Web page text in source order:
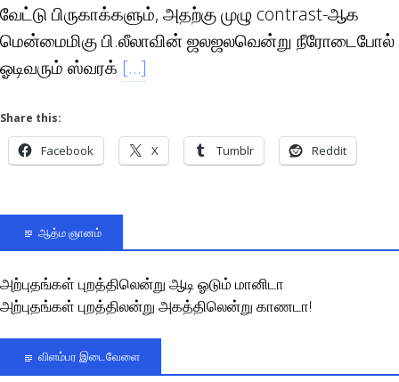
வேட்டு பிருகாக்களும், அதற்கு முழு contrast-ஆக
மென்மைமிகு பி.லீலாவின் ஜலஜலவென்று நீரோடைபோல்
ஓடிவரும் ஸ்வரக் […]
Share this:
Facebook X Tumblr Reddit
ஆத்ம ஞானம்
அற்புதங்கள் புறத்திலென்று ஆடி ஓடும் மானிடா
அற்புதங்கள் புறத்திலன்று அகத்திலென்று காணடா!
விளம்பர இடைவேளை